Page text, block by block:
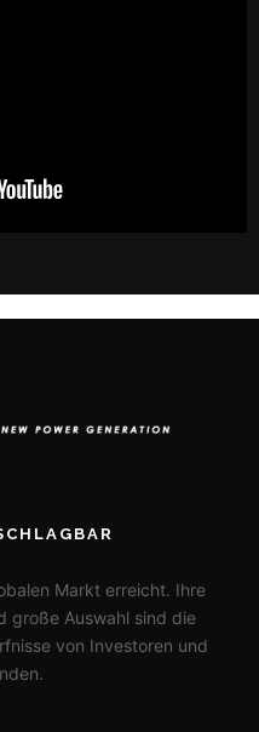
Markt erreicht. Ihre
große Auswahl sind die
von Investoren und